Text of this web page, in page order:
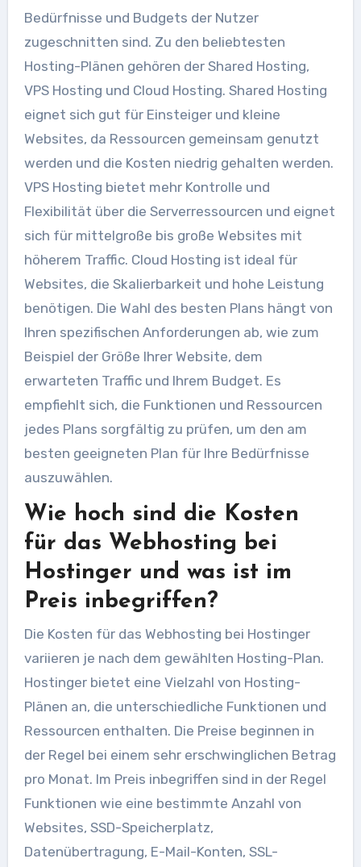
Bedürfnisse und Budgets der Nutzer
zugeschnitten sind. Zu den beliebtesten
Hosting-Plänen gehören der Shared Hosting,
VPS Hosting und Cloud Hosting. Shared Hosting
eignet sich gut für Einsteiger und kleine
Websites, da Ressourcen gemeinsam genutzt
werden und die Kosten niedrig gehalten werden.
VPS Hosting bietet mehr Kontrolle und
Flexibilität über die Serverressourcen und eignet
sich für mittelgroße bis große Websites mit
höherem Traffic. Cloud Hosting ist ideal für
Websites, die Skalierbarkeit und hohe Leistung
benötigen. Die Wahl des besten Plans hängt von
Ihren spezifischen Anforderungen ab, wie zum
Beispiel der Größe Ihrer Website, dem
erwarteten Traffic und Ihrem Budget. Es
empfiehlt sich, die Funktionen und Ressourcen
jedes Plans sorgfältig zu prüfen, um den am
besten geeigneten Plan für Ihre Bedürfnisse
auszuwählen.
Wie hoch sind die Kosten
für das Webhosting bei
Hostinger und was ist im
Preis inbegriffen?
Die Kosten für das Webhosting bei Hostinger
variieren je nach dem gewählten Hosting-Plan.
Hostinger bietet eine Vielzahl von Hosting-
Plänen an, die unterschiedliche Funktionen und
Ressourcen enthalten. Die Preise beginnen in
der Regel bei einem sehr erschwinglichen Betrag
pro Monat. Im Preis inbegriffen sind in der Regel
Funktionen wie eine bestimmte Anzahl von
Websites, SSD-Speicherplatz,
Datenübertragung, E-Mail-Konten, SSL-